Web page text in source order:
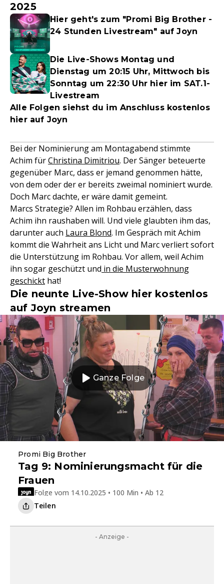
2025
Hier geht's zum "Promi Big Brother -
24 Stunden Livestream" auf Joyn
Die Live-Shows Montag und
Dienstag um 20:15 Uhr, Mittwoch bis
Sonntag um 22:30 Uhr hier im SAT.1-
Livestream
Alle Folgen siehst du im Anschluss kostenlos
hier auf Joyn
Bei der Nominierung am Montagabend stimmte
Achim fürChristina Dimitriou. Der Sänger beteuerte
gegenüber Marc, dass er jemand genommen hätte,
von dem oder der er bereits zweimal nominiert wurde.
Doch Marc dachte, er wäre damit gemeint.
Marcs Strategie? Allen im Rohbau erzählen, dass
Achim ihn raushaben will. Und viele glaubten ihm das,
darunter auch Laura Blond. Im Gespräch mit Achim
kommt die Wahrheit ans Licht und Marc verliert sofort
die Unterstützung im Rohbau. Vor allem, weil Achim
ihn sogar geschützt und in die Musterwohnung
geschickt hat!
Die neunte Live-Show hier kostenlos
auf Joyn streamen
Ganze Folge
Promi Big Brother
Tag 9: Nominierungsmacht für die
Frauen
Folge vom 14.10.2025 • 100 Min • Ab 12
Teilen
- Anzeige -